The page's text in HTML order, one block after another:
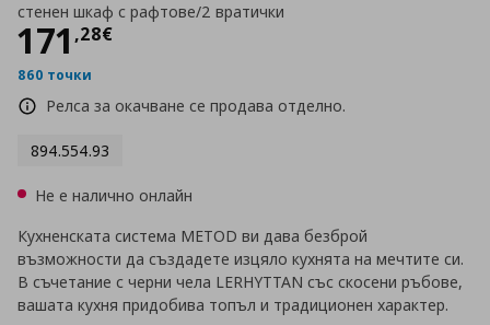
стенен шкаф с рафтове/2 вратички
171 ,28€
Цена
860 точки
Релса за окачване се продава отделно.
894.554.93
Не е налично онлайн
Кухненската система METOD ви дава безброй
възможности да създадете изцяло кухнята на мечтите си.
В съчетание с черни чела LERHYTTAN със скосени ръбове,
вашата кухня придобива топъл и традиционен характер.